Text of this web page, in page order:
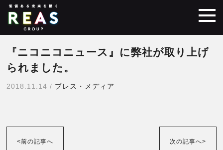
『ニコニコニュース』に弊社が取り上げ
られました。
2018.11.14 / プレス・メディア
<前の記事へ 次の記事へ>